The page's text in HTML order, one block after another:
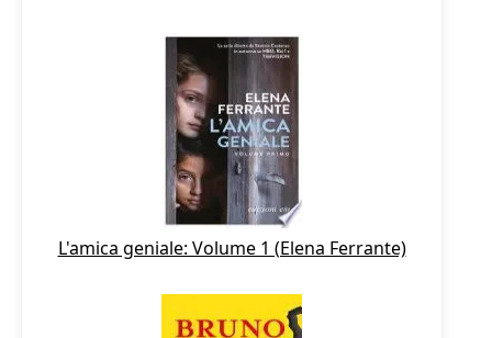
L'amica geniale: Volume 1 (Elena Ferrante)